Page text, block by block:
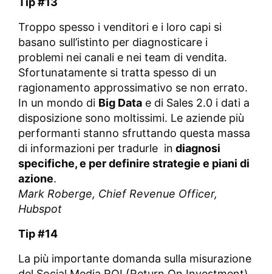
Troppo spesso i venditori e i loro capi si
basano sull’istinto per diagnosticare i
problemi nei canali e nei team di vendita.
Sfortunatamente si tratta spesso di un
ragionamento approssimativo se non errato.
In un mondo di Big Data e di Sales 2.0 i dati a
disposizione sono moltissimi. Le aziende più
performanti stanno sfruttando questa massa
di informazioni per tradurle in diagnosi
specifiche, e per definire strategie e piani di
azione.
Mark Roberge, Chief Revenue Officer,
Hubspot
Tip #14
La più importante domanda sulla misurazione